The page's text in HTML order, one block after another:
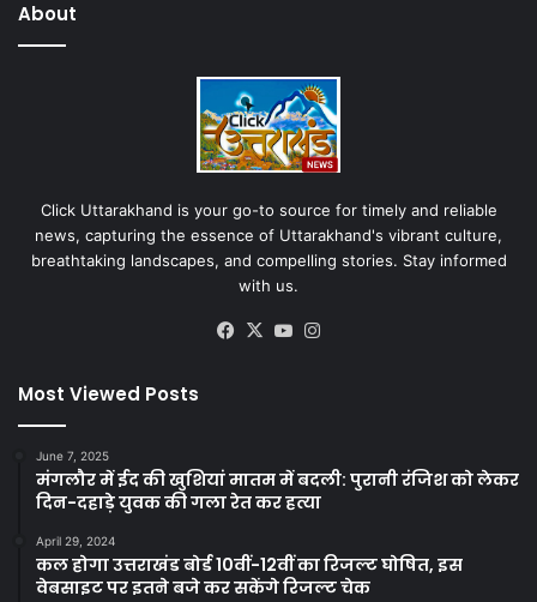
About
Click Uttarakhand is your go-to source for timely and reliable
news, capturing the essence of Uttarakhand's vibrant culture,
breathtaking landscapes, and compelling stories. Stay informed
with us.
Facebook
X YouTube
Most Viewed Posts
June 7, 2025
मंगलौर में ईद की खुशियां मातम में बदली: पुरानी रंजिश को लेकर
दिन-दहाड़े युवक की गला रेत कर हत्या
April 29, 2024
कल होगा उत्तराखंड बोर्ड 10वीं-12वीं का रिजल्ट घोषित, इस
वेबसाइट पर इतने बजे कर सकेंगे रिजल्ट चेक